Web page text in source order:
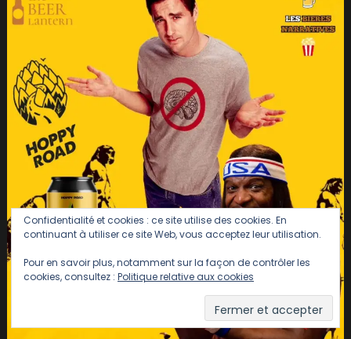
Confidentialité et cookies : ce site utilise des cookies. En
continuant à utiliser ce site Web, vous acceptez leur utilisation.
Pour en savoir plus, notamment sur la façon de contrôler les
cookies, consultez : Politique relative aux cookies